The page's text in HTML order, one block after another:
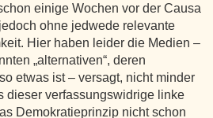
einige Wochen vor der Causa
ohne jedwede relevante
Hier haben leider die Medien –
„alternativen“, deren
etwas ist – versagt, nicht minder
dieser verfassungswidrige linke
Demokratieprinzip nicht schon